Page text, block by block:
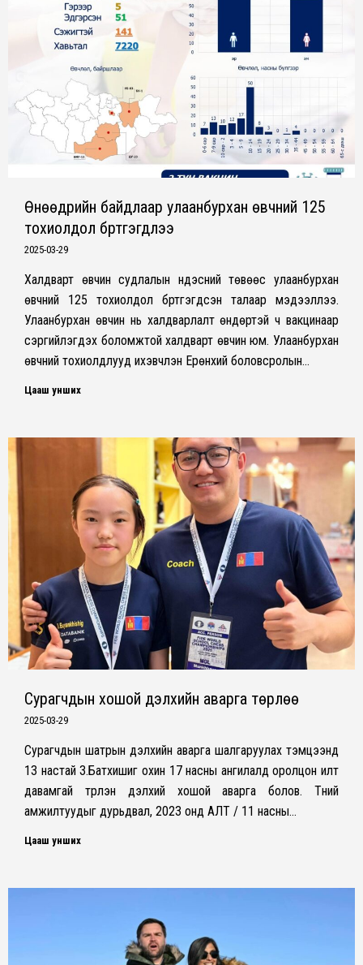
Өнөөдрийн байдлаар улаанбурхан өвчний 125
тохиолдол бүртгэгдлээ
2025-03-29
Халдварт өвчин судлалын үндэсний төвөөс улаанбурхан
өвчний 125 тохиолдол бүртгэгдсэн талаар мэдээллээ.
Улаанбурхан өвчин нь халдварлалт өндөртэй ч вакцинаар
сэргийлэгдэх боломжтой халдварт өвчин юм. Улаанбурхан
өвчний тохиолдлууд ихэвчлэн Ерөнхий боловсролын…
Цааш унших
Сурагчдын хошой дэлхийн аварга төрлөө
2025-03-29
Сурагчдын шатрын дэлхийн аварга шалгаруулах тэмцээнд
13 настай З.Батхишиг охин 17 насны ангилалд оролцон илт
давамгай түрүүлэн дэлхий хошой аварга болов. Түүний
амжилтуудыг дурьдвал, 2023 онд АЛТ / 11 насны…
Цааш унших